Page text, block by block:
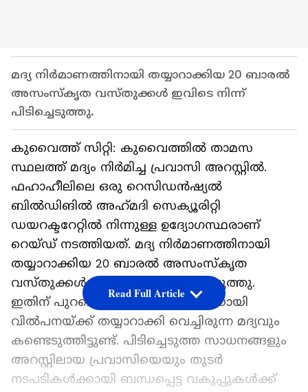
മദ്യ നിര്‍മാണത്തിനായി തയ്യാറാക്കിയ 20 ബാരല്‍
അസംസ്‍കൃത വസ്‍തുക്കള്‍ ഇവിടെ നിന്ന്
പിടിച്ചെടുത്തു.
കുവൈത്ത് സിറ്റി: കുവൈത്തില്‍ താമസ
സ്ഥലത്ത് മദ്യം നിര്‍മിച്ച പ്രവാസി അറസ്റ്റില്‍.
ഫഹാഹീലിലെ ഒരു റെസിഡന്‍ഷ്യല്‍
ബില്‍ഡിങില്‍ അഹ്‍മദി സെക്യൂരിറ്റി
ഡയറക്ടറേറ്റില്‍ നിന്നുള്ള ഉദ്യോഗസ്ഥരാണ്
റെയ്‍ഡ് നടത്തിയത്. മദ്യ നിര്‍മാണത്തിനായി
തയ്യാറാക്കിയ 20 ബാരല്‍ അസംസ്‍കൃത
വസ്‍തുക്കള്‍ ഇവിടെ നിന്ന് പിടിച്ചെടുത്തു.
ഇതിന് പുറമെ നിര്‍മാണം പൂര്‍ത്തിയായി
വില്‍പനയ്ക്ക് തയ്യാറാക്കി വെച്ചിരുന്ന മദ്യവും
കണ്ടെടുത്തിട്ടുണ്ട്. പിടിച്ചെടുത്ത സാധനങ്ങളും
അറസ്റ്റിലായ പ്രവാസിയെയും തുടര്‍
നടപടികള്‍ക്കായി ബന്ധപ്പെട്ട വകുപ്പുകള്‍ക്ക്
Read Full Article